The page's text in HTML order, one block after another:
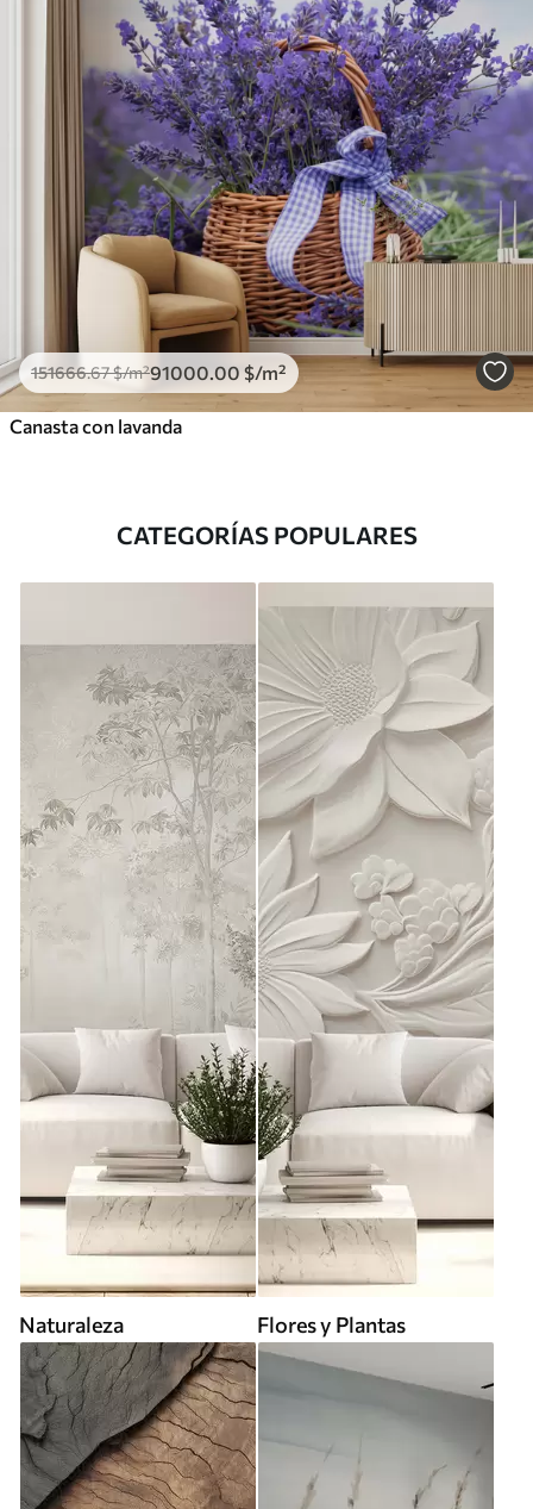
151666.67$/m²91000 .00 $/m²
Canasta con lavanda
CATEGORÍAS POPULARES
Naturaleza Flores y Plantas